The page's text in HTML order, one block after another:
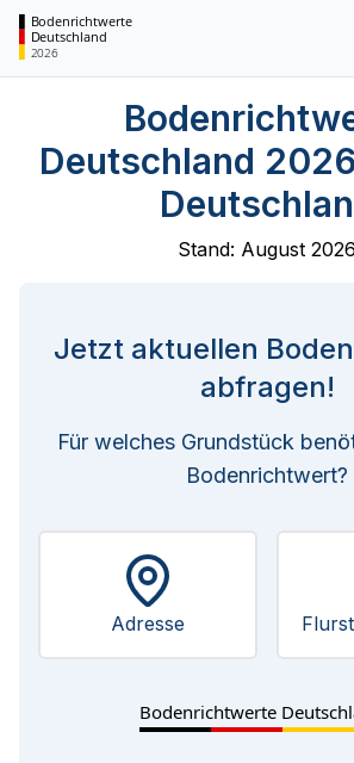
Bodenrichtwerte
Deutschland
2026
Deutschland
Stand: August 2026
Jetzt aktuellen
abfragen!
Für welches Grundstück
Bodenrichtwert?
Adresse
Bodenrichtwerte